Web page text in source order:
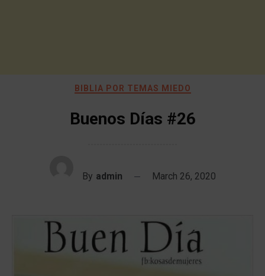
BIBLIA POR TEMAS MIEDO
Buenos Días #26
By admin March 26, 2020